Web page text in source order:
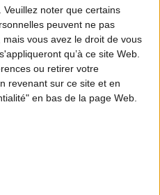
Veuillez noter que certains
peuvent ne pas
vous avez le droit de vous
qu’à ce site Web.
ou retirer votre
revenant sur ce site et en
en bas de la page Web.